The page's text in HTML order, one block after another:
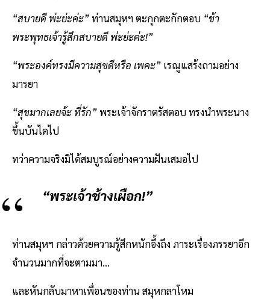
“สบายดี พ่ะย่ะค่ะ”ท่านสมุหฯ ตะกุกตะกักตอบ “ข้า
พระพุทธเจ้ารู้สึกสบายดี พ่ะย่ะค่ะ!”
“พระองค์ทรงมีความสุขดีหรือ เพคะ” เรณูแสร้งถามอย่าง
มารยา
“สุขมากเลยจ้ะ ที่รัก”พระเจ้าจักราตรัสตอบ ทรงนำพระนาง
ขึ้นบันไดไป
ทว่าความจริงมิได้สมบูรณ์อย่างความฝันเสมอไป
“พระเจ้าช้างเผือก!”
ท่านสมุหฯ กล่าวด้วยความรู้สึกหนักอึ้งถึง ภาระเรื่องภรรยาอีก
จำนวนมากที่จะตามมา...
และหันกลับมาหาเพื่อนของท่าน สมุหกลาโหม